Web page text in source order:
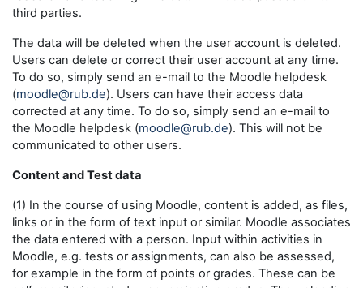
third parties.
The data will be deleted when the user account is deleted.
Users can delete or correct their user account at any time.
To do so, simply send an e-mail to the Moodle helpdesk
(moodle@rub.de). Users can have their access data
corrected at any time. To do so, simply send an e-mail to
the Moodle helpdesk (moodle@rub.de). This will not be
communicated to other users.
Content and Test data
(1) In the course of using Moodle, content is added, as files,
links or in the form of text input or similar. Moodle associates
the data entered with a person. Input within activities in
Moodle, e.g. tests or assignments, can also be assessed,
for example in the form of points or grades. These can be